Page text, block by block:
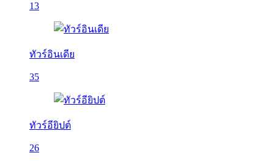
13
ทัวร์อินเดีย
35
ทัวร์อียิปต์
26